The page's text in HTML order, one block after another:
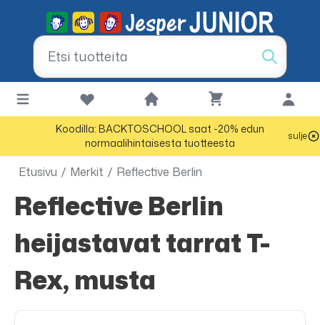
Koodilla: BACKTOSCHOOL saat -20% edun
normaalihintaisesta tuotteesta
sulje
Etusivu / Merkit / Reflective Berlin
Reflective Berlin
heijastavat tarrat T-
Rex, musta